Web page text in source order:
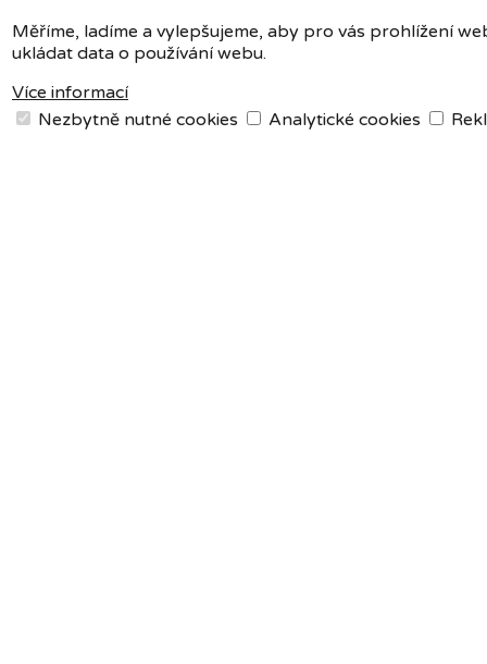
Měříme, ladíme a vylepšujeme, aby pro vás prohlížení
ukládat data o používání webu.
Více informací
Nezbytně nutné cookies
Analytické cookies